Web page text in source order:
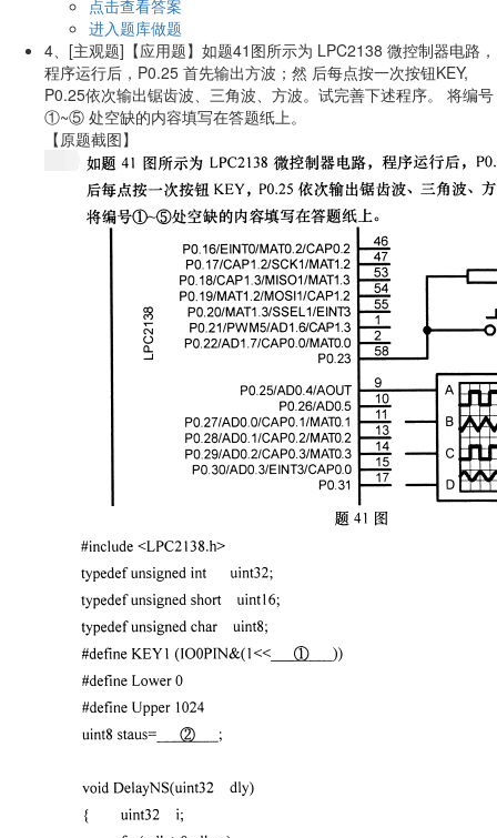
点击查看答案
进入题库做题
4、 [主观题] 【应用题】如题41图所示为 LPC2138 微控制器电路，
程序运行后，P0.25 首先输出方波；然 后每点按一次按钮KEY,
P0.25依次输出锯齿波、三角波、方波。试完善下述程序。 将编号
①~⑤ 处空缺的内容填写在答题纸上。
【原题截图】